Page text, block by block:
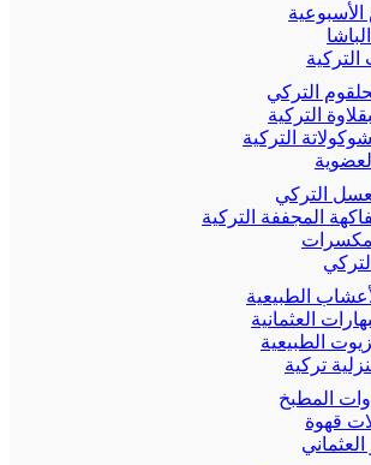
التركية
التركي
التركية
التركية
التركي
المجففة التركية
الطبيعية
العثمانية
الطبيعية
تركية
المطبخ
قهوة
العثماني